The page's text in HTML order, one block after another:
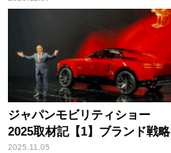
ジャパンモビリティショー
2025取材記【1】ブランド戦略
2025.11.05